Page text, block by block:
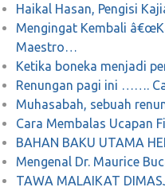
Haikal Hasan, Pengisi
Mengingat Kembali
Maestro…
Ketika boneka menjadi
Renungan pagi ini …….
Muhasabah, sebuah
Cara Membalas Ucapan
BAHAN BAKU UTAMA
Mengenal Dr. Maurice
TAWA MALAIKAT